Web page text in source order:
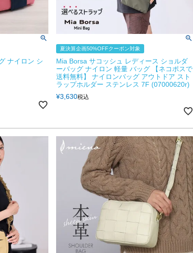
ナイロン シ
夏決算企画50%OFFクーポン対象
Mia Borsa サコッシュ レディース ショルダ
ーバッグ ナイロン 軽量 バッグ 【ネコポスで
送料無料】 ナイロンバッグ アウトドア スト
ラップホルダー ステンレス 7F (07000620r)
¥3,630税込